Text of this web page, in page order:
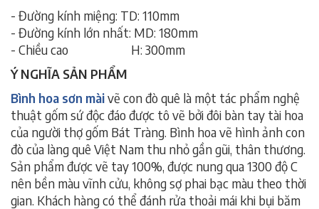
- Đường kính miệng: TD: 110mm
- Đường kính lớn nhất: MD: 180mm
- Chiều cao H: 300mm
Ý NGHĨA SẢN PHẨM
Bình hoa sơn màivẽ con đò quê là một tác phẩm nghệ
thuật gốm sứ độc đáo được tô vẽ bởi đôi bàn tay tài hoa
của người thợ gốm Bát Tràng. Bình hoa vẽ hình ảnh con
đò của làng quê Việt Nam thu nhỏ gần gũi, thân thương.
Sản phẩm được vẽ tay 100%, được nung qua 1300 độ C
nên bền màu vĩnh cửu, không sợ phai bạc màu theo thời
gian. Khách hàng có thể đánh rửa thoải mái khi bụi băm